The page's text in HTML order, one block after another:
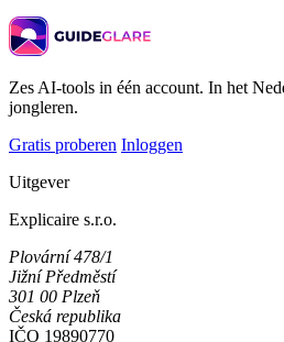
Zes AI-tools in één account. In het
jongleren.
Gratis proberen Inloggen
Uitgever
Explicaire s.r.o.
Plovární 478/1
Jižní Předměstí
301 00 Plzeň
Česká republika
IČO 19890770